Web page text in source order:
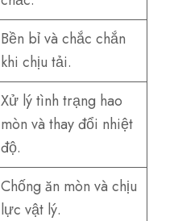
Bền bỉ và chắc chắn
khi chịu tải.
Xử lý tình trạng hao
mòn và thay đổi nhiệt
độ.
Chống ăn mòn và chịu
lực vật lý.